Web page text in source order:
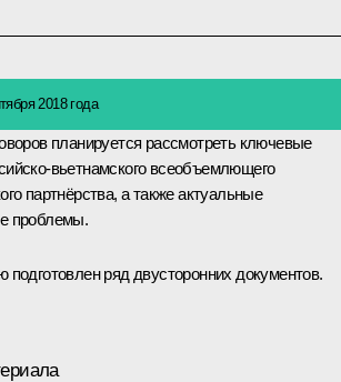
2018 года
планируется рассмотреть ключевые
вьетнамского всеобъемлющего
партнёрства, а также актуальные
проблемы.
подготовлен ряд двусторонних документов.